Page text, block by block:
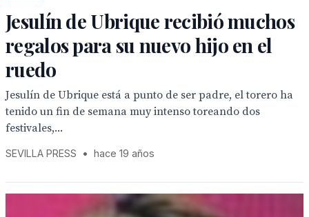
Jesulín de Ubrique recibió muchos
regalos para su nuevo hijo en el
ruedo
Jesulín de Ubrique está a punto de ser padre, el torero ha
tenido un fin de semana muy intenso toreando dos
festivales,...
SEVILLA PRESS • hace 19 años